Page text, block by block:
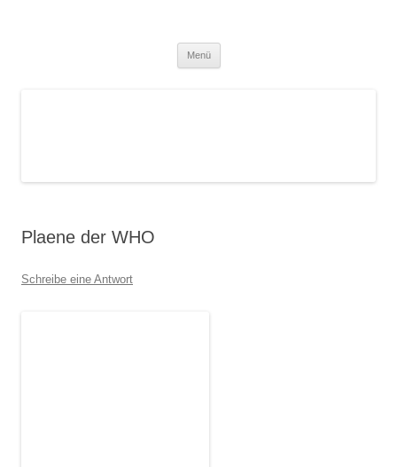
– Gesundes Leben
Menü
Plaene der WHO
Schreibe eine Antwort